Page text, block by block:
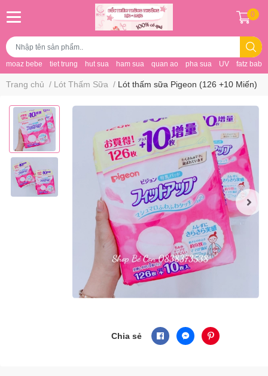
moaz bebe tiet trung hut sua ham sua quan ao pha sua UV fatz baby
0
Trang chủ / Lót Thấm Sữa / Lót thấm sữa Pigeon (126 +10 Miến)
Chia sẻ